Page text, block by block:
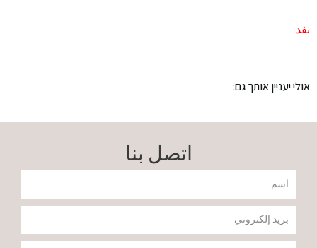
نفد
אולי יעניין אותך גם:
اتصل بنا
שם
דוא"ל